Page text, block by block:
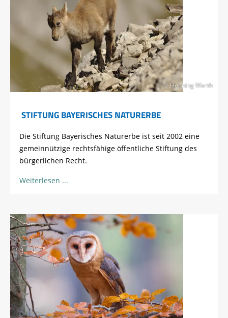
© Henning Werth
STIFTUNG BAYERISCHES NATURERBE
Die Stiftung Bayerisches Naturerbe ist seit 2002 eine
gemeinnützige rechtsfähige öffentliche Stiftung des
bürgerlichen Recht.
Weiterlesen